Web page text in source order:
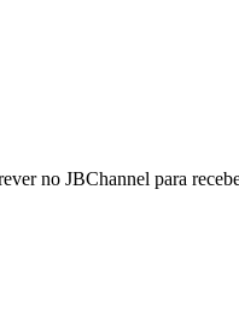
no JBChannel para